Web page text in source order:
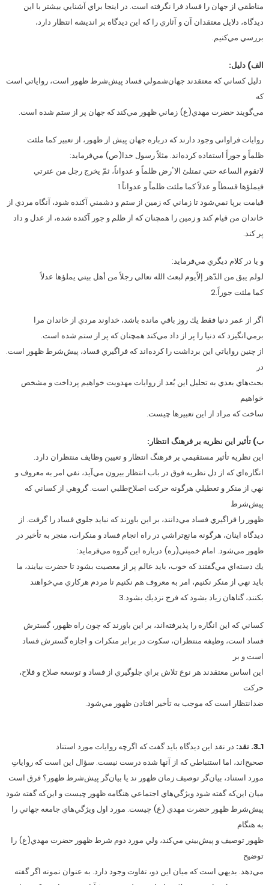
مناطقي از جهان را فساد فرا نگرفته است. در اينجا براي آشنايي بيشتر با اين
ديدگاه، دلايل معتقدان آن و آثاري را كه اين ديدگاه بر انديشه انتظار دارد،
بررسي مي‌كنيم.
الف) دليل:
دليل كساني كه معتقدند جهان‌شمولي فساد پيش‌شرط ظهور است، رواياتي است
كه
مي‌گويند حضرت مهدي(ع) زماني ظهور مي‌كند كه جهان پر از ستم شده است.
روايات فراواني وجود دارند كه درباره جهان پيش از ظهور، از تعبير كما ملئت
ظلماً و جوراً استفاده كرده‌اند. مثلاً رسول خدا(ص) مي‌فرمايد:
لاتقوم الساعه حتي تمتلئ الاٴرض ظلماً و عدواناً، ثمّ يخرج رجل من عترتي
فيملؤها قسطاً و عدلاً كما ملئت ظلماً و عدواناً.1
قيامت برپا نمي‌شود تا زماني كه زمين از ستم و دشمني آكنده شود، آنگاه مردي از
خاندان من قيام كند و زمين را همچنان كه از ظلم و جور آكنده شده، از عدل و داد
پر كند.
و يا در كلام ديگري مي‌فرمايد:
لولم يبق من الدّهر إلاّيوم لبعث الله تعالي رجلاً من أهل بيتي يملؤها عدلاً
كما ملئت جوراً.2
اگر از عمر دنيا فقط يك روز باقي مانده باشد، خداوند مردي از خاندان مرا
بر‌مي‌انگيزد كه دنيا را پر از داد مي‌كند همچنان كه پر از ستم شده است.
از چنين رواياتي اين برداشت را كرده‌اند كه فراگيري فساد، پيش‌شرط ظهور است.
در
بحث‌هاي بعدي به تحليل اين بُعد از روايات مهدويت خواهيم پرداخت و مشخص
خواهيم
ساخت كه مراد از اين تعبيرها چيست.
ب) تأثير اين نظريه بر فرهنگ انتظار:
اين نظريه تأثير مستقيمي بر فرهنگ انتظار و تعيين وظايف منتظران دارد.
انگاره‌اي كه از دل نظريه فوق در باب انتظار بيرون مي‌آيد، نفي امر به معروف و
نهي از منكر و تعطيلي هرگونه حركت اصلاح‌طلبي است. گروهي از كساني كه
پيش‌شرط
ظهور را فراگيري فساد مي‌دانند، بر اين باورند كه نبايد جلوي فساد را گرفت. از
ديدگاه اينان، هرگونه مانع‌تراشي در راه انجام فساد و منكرات، منجر به تأخير در
ظهور مي‌شود. امام خميني(ره) درباره اين گروه مي‌فرمايد:
يك دسته‌اي مي‌گفتند كه خوب، بايد عالم پر از معصيت بشود تا حضرت بيايند، ما
بايد نهي از منكر نكنيم، امر به معروف هم نكنيم تا مردم هركاري مي‌خواهند
بكنند، گناهان زياد بشود كه فرج نزديك بشود.3
كساني كه اين انگاره را پذيرفته‌اند، بر اين باورند كه چون راه ظهور، گسترش
فساد است، وظيفه منتظران، سكوت در برابر منكرات و اجازه گسترش فساد
است و بر
اين اساس معتقدند هر نوع تلاش براي جلوگيري از فساد و توسعه صلاح و فلاح،
حركت
ضدانتظار است كه موجب به تأخير افتادن ظهور مي‌شود.
1ـ3. نقد:
در نقد اين ديدگاه بايد گفت كه اگرچه روايات مورد استناد
صحيح‌اند، اما استنباطي كه از آنها شده درست نيست. سؤال اين است كه رواياتِ
مورد استناد، بيان‌گر توصيف زمان ظهور ند يا بيان‌گر پيش‌شرط ظهور؟ فرق است
ميان اين‌كه گفته شود ويژگي‌هاي اجتماعي هنگامه ظهور چيست و اين‌كه گفته شود
پيش‌شرط ظهور حضرت مهدي (ع) چيست. مورد اول ويژگي‌هاي جامعه جهاني را
به هنگام
ظهور توصيف و پيش‌بيني مي‌كند، ولي مورد دوم شرط ظهور حضرت مهدي(ع) را
توضيح
مي‌دهد. بديهي است كه ميان اين دو، تفاوت وجود دارد. به عنوان نمونه اگر گفته